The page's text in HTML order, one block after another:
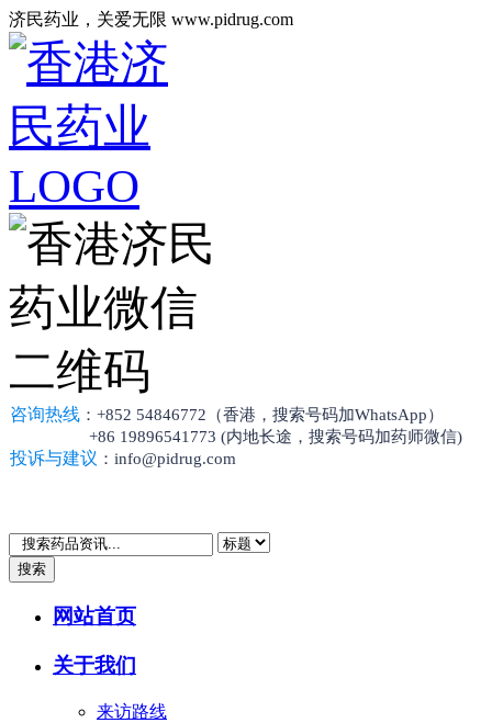
济民药业，关爱无限 www.pidrug.com
咨询热线 ：+852 54846772（香港，搜索号码加WhatsApp）
+86 19896541773 (内地长途，搜索号码加药师微信)
投诉与建议 ：info@pidrug.com
搜索
网站首页
关于我们
来访路线